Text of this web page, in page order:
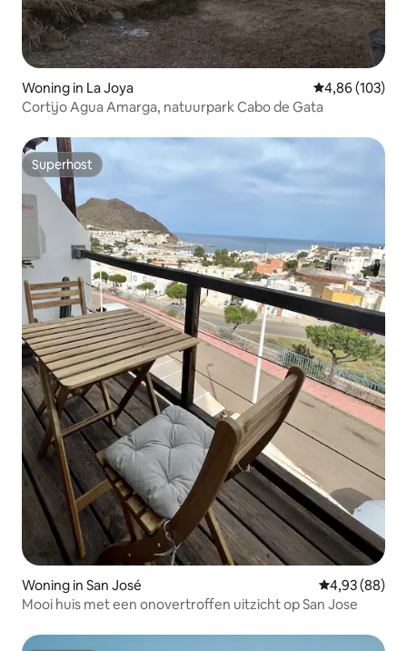
Woning in La Joya Gemiddelde
4,86 (103)
Cortijo Agua Amarga, natuurpark Cabo de Gata
Superhost
Superhost
Woning in San José Gemiddelde
4,93 (88)
Mooi huis met een onovertroffen uitzicht op San Jose